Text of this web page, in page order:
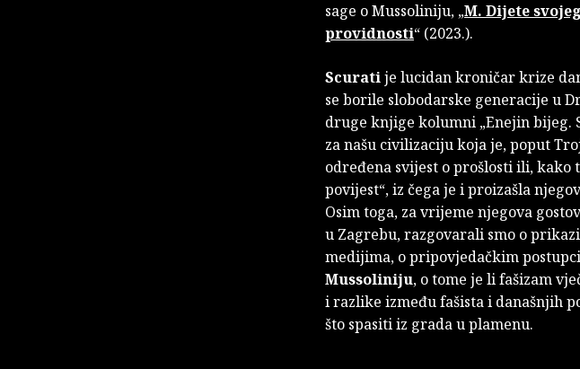
sage o Mussoliniju, „M. Dijete
providnosti“ (2023.).
Scuratije lucidan kroničar krize
se borile slobodarske generacije u
druge knjige kolumni „Enejin bijeg.
za našu civilizaciju koja je, poput
određena svijest o prošlosti ili, kako
povijest“, iz čega je i proizašla
Osim toga, za vrijeme njegova
u Zagrebu, razgovarali smo o
medijima, o pripovjedačkim
Mussoliniju, o tome je li fašizam
i razlike između fašista i današnjih
što spasiti iz grada u plamenu.